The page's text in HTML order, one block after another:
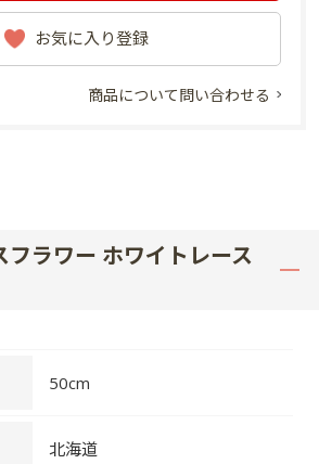
お気に入り登録
商品について問い合わせる
フラワー ホワイトレース
50cm
北海道